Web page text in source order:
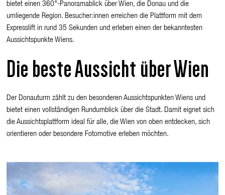
bietet einen 360°-Panoramablick über Wien, die Donau und die
umliegende Region. Besucher:innen erreichen die Plattform mit dem
Expresslift in rund 35 Sekunden und erleben einen der bekanntesten
Aussichtspunkte Wiens.
Die beste Aussicht über Wien
Der Donauturm zählt zu den besonderen Aussichtspunkten Wiens und
bietet einen vollständigen Rundumblick über die Stadt. Damit eignet sich
die Aussichtsplattform ideal für alle, die Wien von oben entdecken, sich
orientieren oder besondere Fotomotive erleben möchten.